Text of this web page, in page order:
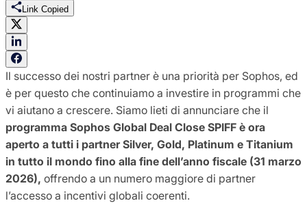
Link Copied
Il successo dei nostri partner è una priorità per Sophos, ed
è per questo che continuiamo a investire in programmi che
vi aiutano a crescere. Siamo lieti di annunciare che il
programma Sophos Global Deal Close SPIFF è ora
aperto a tutti i partner Silver, Gold, Platinum e Titanium
in tutto il mondo fino alla fine dell’anno fiscale (31 marzo
2026), offrendo a un numero maggiore di partner
l’accesso a incentivi globali coerenti.